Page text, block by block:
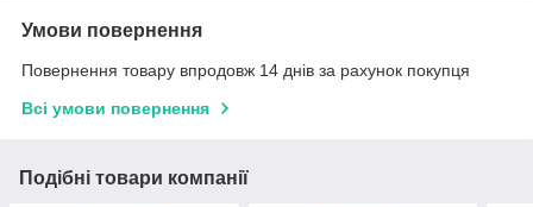
Умови повернення
Повернення товару впродовж 14 днів за рахунок покупця
Всі умови повернення
Подібні товари компанії